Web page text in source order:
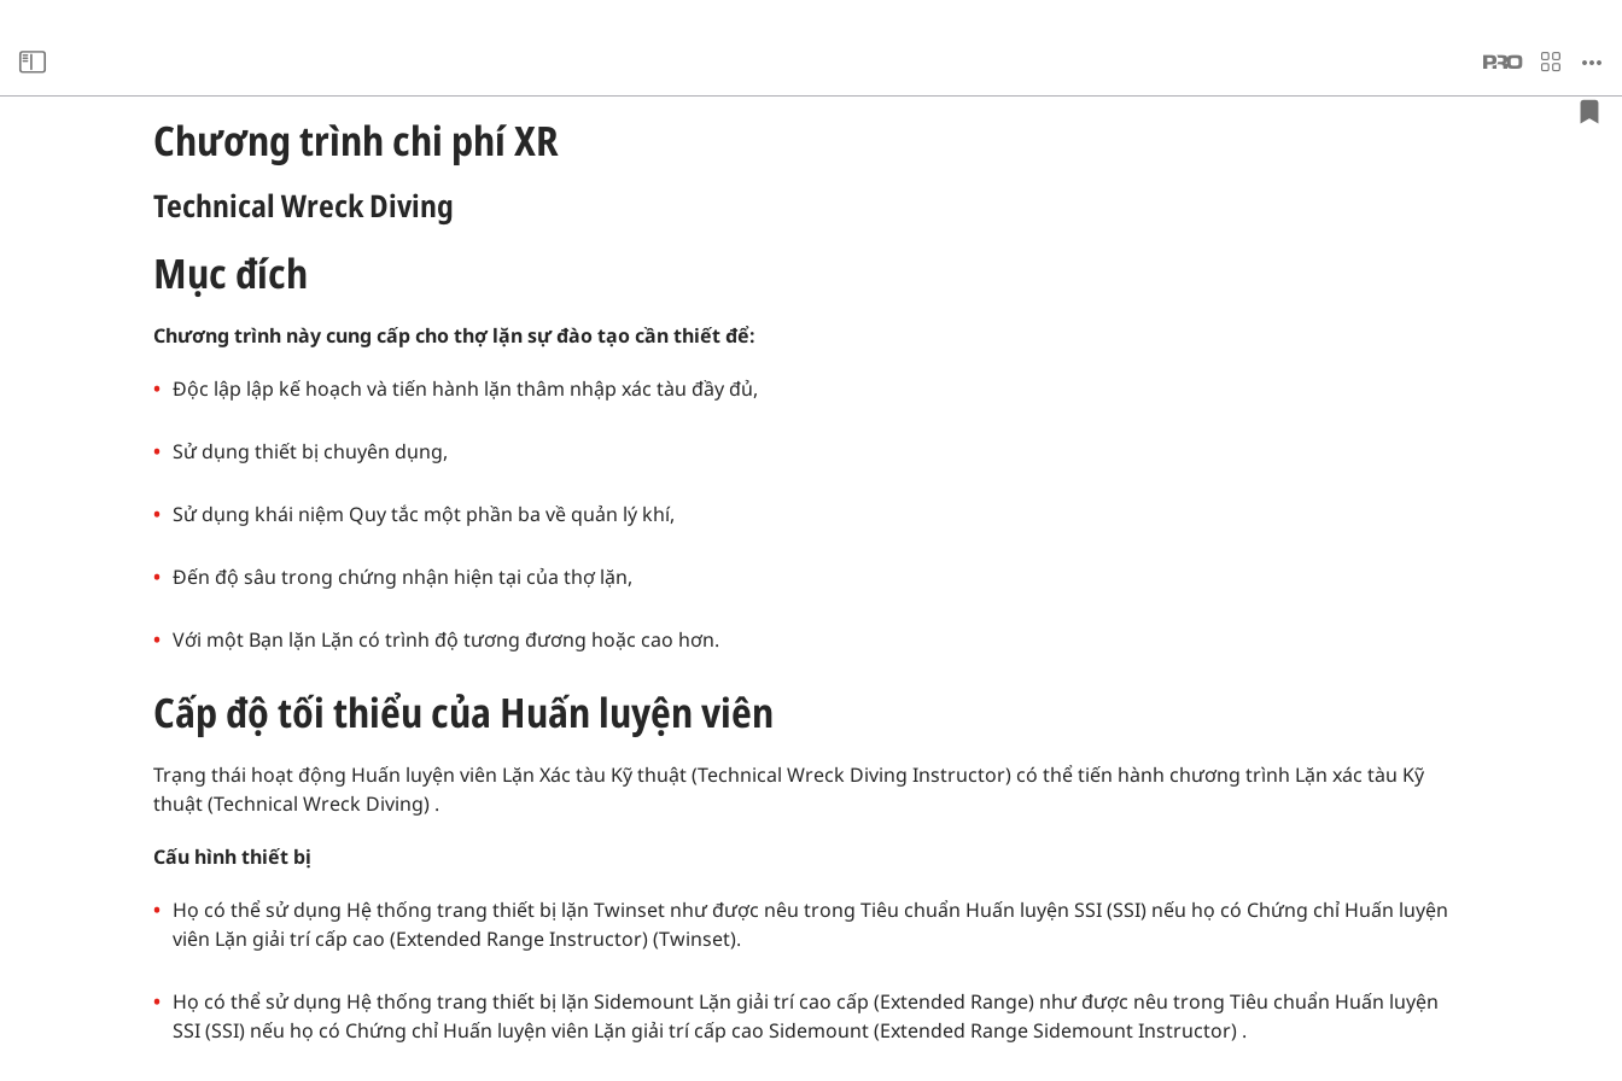
Chương trình chi phí XR
Technical Wreck Diving
Mục đích
Chương trình này cung cấp cho thợ lặn sự đào tạo cần thiết để:
Độc lập lập kế hoạch và tiến hành lặn thâm nhập xác tàu đầy đủ,
Sử dụng thiết bị chuyên dụng,
Sử dụng khái niệm Quy tắc một phần ba về quản lý khí,
Đến độ sâu trong chứng nhận hiện tại của thợ lặn,
Với một Bạn lặn Lặn có trình độ tương đương hoặc cao hơn.
Cấp độ tối thiểu của Huấn luyện viên
Trạng thái hoạt động Huấn luyện viên Lặn Xác tàu Kỹ thuật (Technical Wreck Diving Instructor) có thể tiến hành chương trình Lặn xác tàu Kỹ
thuật (Technical Wreck Diving) .
Cấu hình thiết bị
Họ có thể sử dụng Hệ thống trang thiết bị lặn Twinset như được nêu trong Tiêu chuẩn Huấn luyện SSI (SSI) nếu họ có Chứng chỉ Huấn luyện
viên Lặn giải trí cấp cao (Extended Range Instructor) (Twinset).
Họ có thể sử dụng Hệ thống trang thiết bị lặn Sidemount Lặn giải trí cao cấp (Extended Range) như được nêu trong Tiêu chuẩn Huấn luyện
SSI (SSI) nếu họ có Chứng chỉ Huấn luyện viên Lặn giải trí cấp cao Sidemount (Extended Range Sidemount Instructor) .